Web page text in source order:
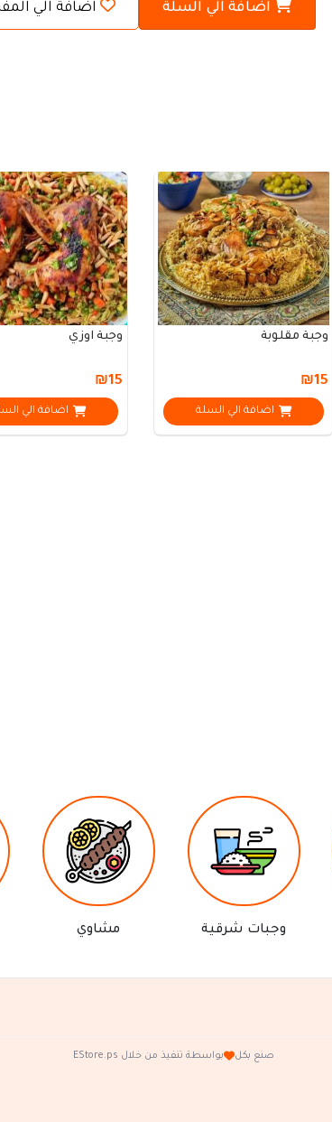
اضافة الي السلة اضافة الي
وجبة مقلوبة
₪15
اضافة الي السلة
وجبة اوزي
₪15
اضافة الي
وجبات شرقية مشاوي
صنع بكل بواسطة تنفيذ من خلال EStore.ps